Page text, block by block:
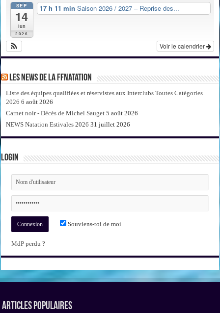
SEP
14
lun
2026
17 h 11 min Saison 2026 / 2027 – Reprise des...
Voir le calendrier
Les news de la FFNatation
Liste des équipes qualifiées et réservistes aux Interclubs Toutes Catégories
2026 6 août 2026
Carnet noir - Décès de Michel Sauget 5 août 2026
NEWS Natation Estivales 2026 31 juillet 2026
Login
Souviens-toi de moi
MdP perdu ?
Articles Populaires